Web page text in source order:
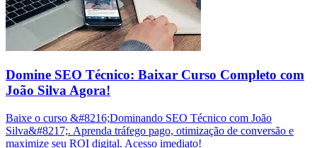
Domine SEO Técnico: Baixar Curso Completo com
João Silva Agora!
Baixe o curso &#8216;Dominando SEO Técnico com João
Silva&#8217;. Aprenda tráfego pago, otimização de conversão e
maximize seu ROI digital. Acesso imediato!